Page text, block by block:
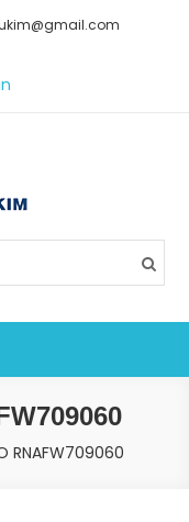
RNAFW709060